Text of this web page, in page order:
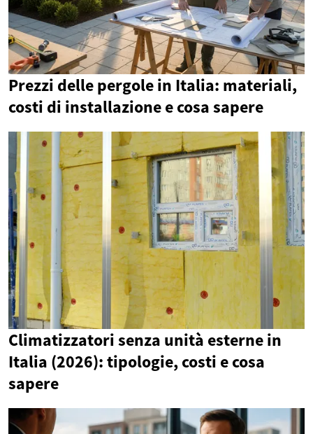
Prezzi delle pergole in Italia: materiali,
costi di installazione e cosa sapere
Climatizzatori senza unità esterne in
Italia (2026): tipologie, costi e cosa
sapere